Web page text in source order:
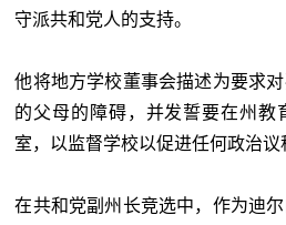
守派共和党人的支持。
他将地方学校董事会描述为要求
的父母的障碍，并发誓要在州教
室，以监督学校以促进任何政治议
在共和党副州长竞选中，作为迪